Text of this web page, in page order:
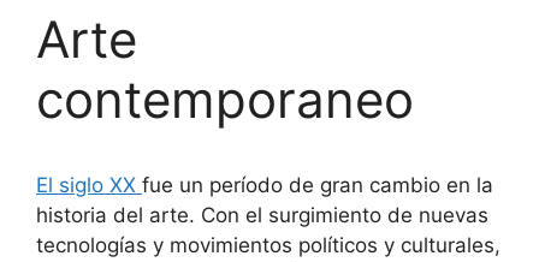
Arte
contemporaneo
El siglo XX fue un período de gran cambio en la
historia del arte. Con el surgimiento de nuevas
tecnologías y movimientos políticos y culturales,